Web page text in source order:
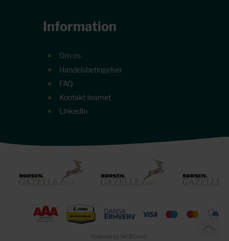
Information
Om os
Handelsbetingelser
FAQ
Kontakt teamet
LinkedIn
Powered by: MCB.Cloud